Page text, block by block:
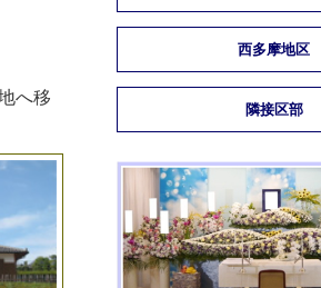
へ移
西多摩地区
隣接区部